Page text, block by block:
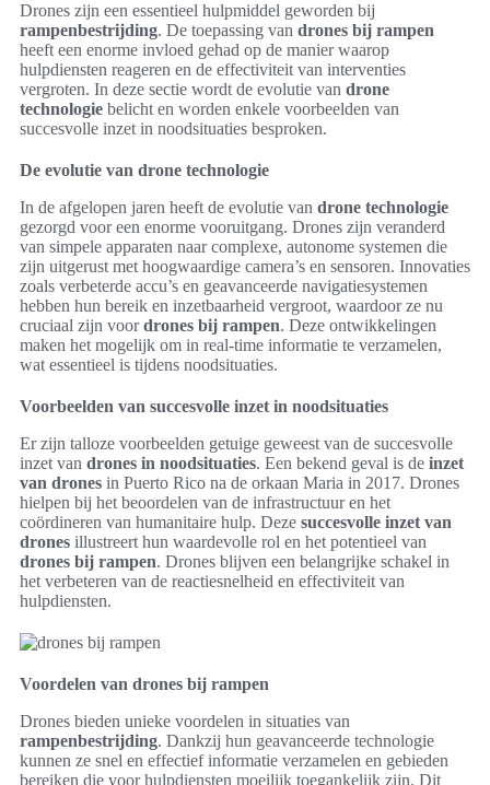
Drones zijn een essentieel hulpmiddel geworden bij
rampenbestrijding. De toepassing van drones bij rampen
heeft een enorme invloed gehad op de manier waarop
hulpdiensten reageren en de effectiviteit van interventies
vergroten. In deze sectie wordt de evolutie van drone
technologie belicht en worden enkele voorbeelden van
succesvolle inzet in noodsituaties besproken.
De evolutie van drone technologie
In de afgelopen jaren heeft de evolutie van drone technologie
gezorgd voor een enorme vooruitgang. Drones zijn veranderd
van simpele apparaten naar complexe, autonome systemen die
zijn uitgerust met hoogwaardige camera’s en sensoren. Innovaties
zoals verbeterde accu’s en geavanceerde navigatiesystemen
hebben hun bereik en inzetbaarheid vergroot, waardoor ze nu
cruciaal zijn voordrones bij rampen. Deze ontwikkelingen
maken het mogelijk om in real-time informatie te verzamelen,
wat essentieel is tijdens noodsituaties.
Voorbeelden van succesvolle inzet in noodsituaties
Er zijn talloze voorbeelden getuige geweest van de succesvolle
inzet van drones in noodsituaties. Een bekend geval is de inzet
van drones in Puerto Rico na de orkaan Maria in 2017. Drones
hielpen bij het beoordelen van de infrastructuur en het
coördineren van humanitaire hulp. Deze succesvolle inzet van
drones illustreert hun waardevolle rol en het potentieel van
drones bij rampen. Drones blijven een belangrijke schakel in
het verbeteren van de reactiesnelheid en effectiviteit van
hulpdiensten.
Voordelen van drones bij rampen
Drones bieden unieke voordelen in situaties van
rampenbestrijding. Dankzij hun geavanceerde technologie
kunnen ze snel en effectief informatie verzamelen en gebieden
bereiken die voor hulpdiensten moeilijk toegankelijk zijn. Dit